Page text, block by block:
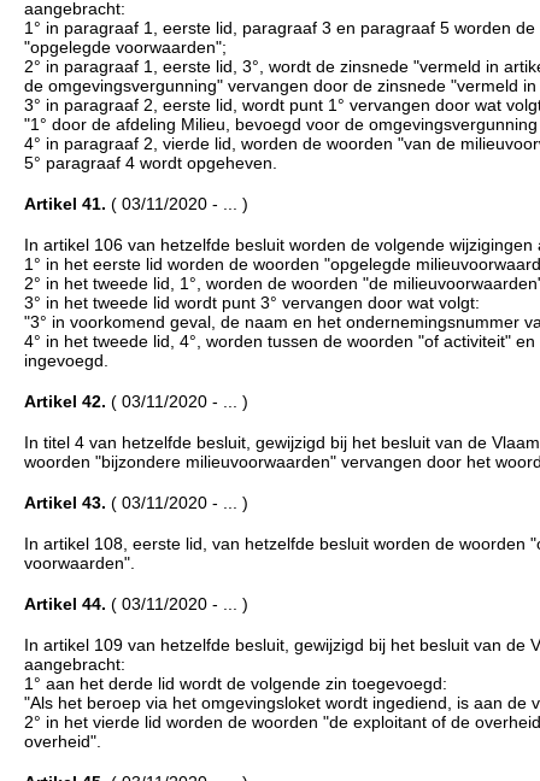
aangebracht:
1° in paragraaf 1, eerste lid, paragraaf 3 en paragraaf 5 worden
"opgelegde voorwaarden";
2° in paragraaf 1, eerste lid, 3°, wordt de zinsnede "vermeld in
de omgevingsvergunning" vervangen door de zinsnede "vermeld
3° in paragraaf 2, eerste lid, wordt punt 1° vervangen door wat
"1° door de afdeling Milieu, bevoegd voor de
4° in paragraaf 2, vierde lid, worden de woorden "van de
5° paragraaf 4 wordt opgeheven.
Artikel 41. ( 03/11/2020 - ... )
In artikel 106 van hetzelfde besluit worden de volgende wijzigingen
1° in het eerste lid worden de woorden "opgelegde
2° in het tweede lid, 1°, worden de woorden "de
3° in het tweede lid wordt punt 3° vervangen door wat volgt:
"3° in voorkomend geval, de naam en het ondernemingsnummer
4° in het tweede lid, 4°, worden tussen de woorden "of activiteit"
ingevoegd.
Artikel 42. ( 03/11/2020 - ... )
In titel 4 van hetzelfde besluit, gewijzigd bij het besluit van de
woorden "bijzondere milieuvoorwaarden" vervangen door het
Artikel 43. ( 03/11/2020 - ... )
In artikel 108, eerste lid, van hetzelfde besluit worden de
voorwaarden".
Artikel 44. ( 03/11/2020 - ... )
In artikel 109 van hetzelfde besluit, gewijzigd bij het besluit van
aangebracht:
1° aan het derde lid wordt de volgende zin toegevoegd:
"Als het beroep via het omgevingsloket wordt ingediend, is aan de
2° in het vierde lid worden de woorden "de exploitant of de
overheid".